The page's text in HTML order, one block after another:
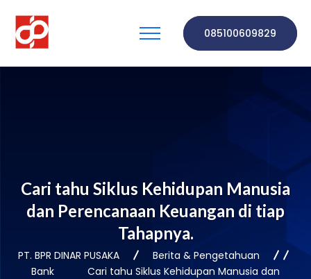
085100609829
Cari tahu Siklus Kehidupan Manusia
dan Perencanaan Keuangan di tiap
Tahapnya.
PT. BPR DINAR PUSAKA
Berita & Pengetahuan
Bank
Cari tahu Siklus Kehidupan Manusia dan